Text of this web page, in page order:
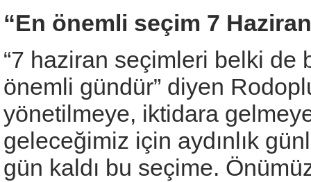
“En önemli seçim 7
“7 haziran seçimleri belki de
önemli gündür” diyen
yönetilmeye, iktidara
geleceğimiz için aydınlık
gün kaldı bu seçime.